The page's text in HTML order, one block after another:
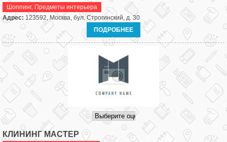
Шоппинг, Предметы интерьера
Адрес: 123592, Москва, бул. Строгинский, д. 30
ПОДРОБНЕЕ
КЛИНИНГ МАСТЕР